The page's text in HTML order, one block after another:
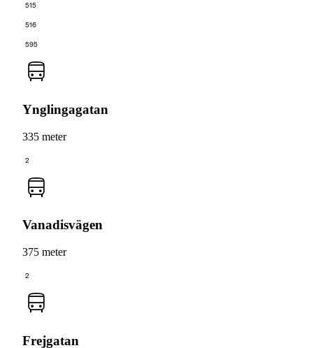
515
516
595
Ynglingagatan
335 meter
2
Vanadisvägen
375 meter
2
Frejgatan